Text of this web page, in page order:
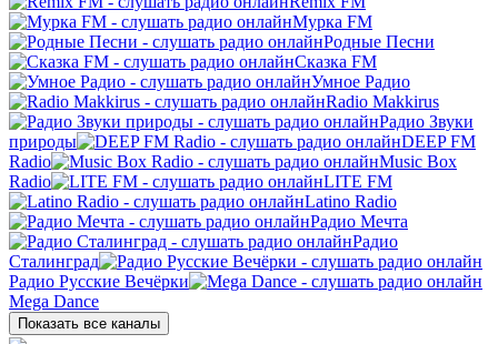
Мурка FM
Родные Песни
Сказка FM
Умное Радио
Radio Makkirus
Радио Звуки
природы
DEEP FM
Radio
Music Box
Radio
LITE FM
Latino Radio
Радио Мечта
Радио
Сталинград
Радио Русские Вечёрки
Mega Dance
Показать все каналы